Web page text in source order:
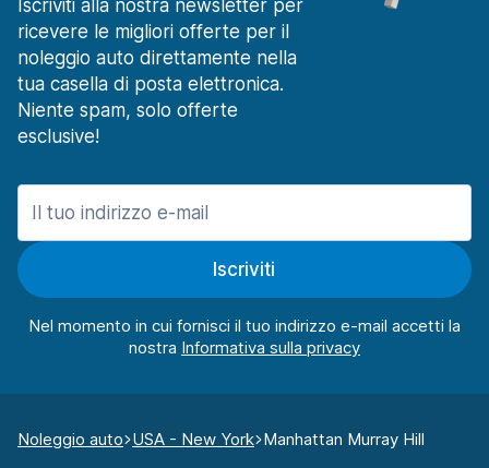
Iscriviti alla nostra newsletter per
ricevere le migliori offerte per il
noleggio auto direttamente nella
tua casella di posta elettronica.
Niente spam, solo offerte
esclusive!
Iscriviti
Nel momento in cui fornisci il tuo indirizzo e-mail accetti la
nostra
Noleggio auto USA - New York Manhattan Murray Hill